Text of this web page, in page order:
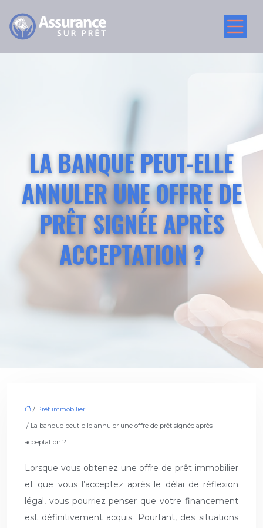
LA BANQUE PEUT-ELLE
ANNULER UNE OFFRE DE
PRÊT SIGNÉE APRÈS
ACCEPTATION ?
/ Prêt immobilier
/ La banque peut-elle annuler une offre de prêt signée après
acceptation ?
Lorsque vous obtenez une offre de prêt immobilier
et que vous l’acceptez après le délai de réflexion
légal, vous pourriez penser que votre financement
est définitivement acquis. Pourtant, des situations